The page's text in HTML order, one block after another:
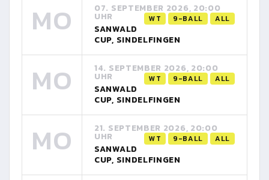
MO 07. SEPTEMBER 2026, 20:00
UHR WT 9-BALL ALL
SANWALD
CUP, SINDELFINGEN
MO 14. SEPTEMBER 2026, 20:00
UHR WT 9-BALL ALL
SANWALD
CUP, SINDELFINGEN
MO 21. SEPTEMBER 2026, 20:00
UHR WT 9-BALL ALL
SANWALD
CUP, SINDELFINGEN